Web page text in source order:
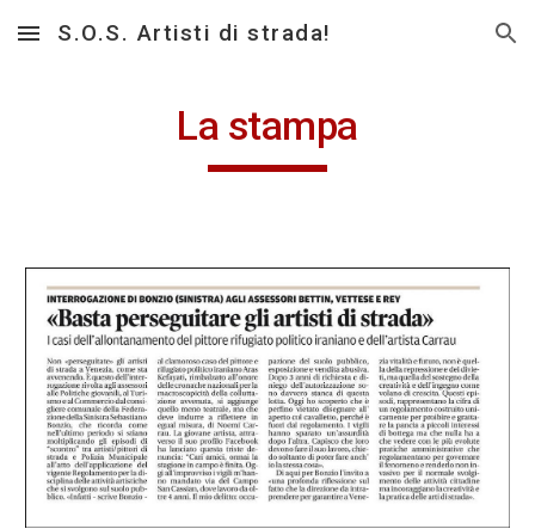
Skip to main content Skip to navigation
S.O.S. Artisti di strada!
La stampa